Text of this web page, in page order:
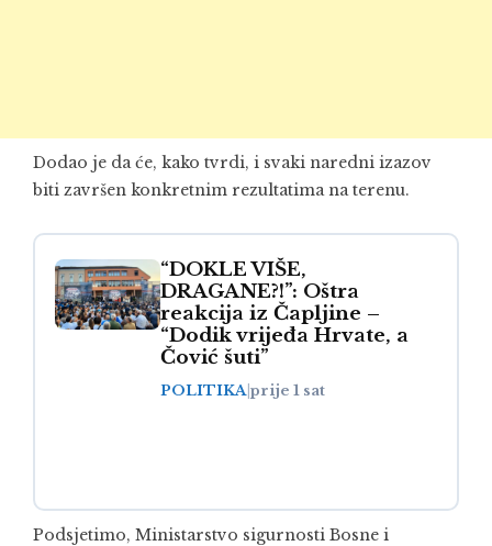
Dodao je da će, kako tvrdi, i svaki naredni izazov
biti završen konkretnim rezultatima na terenu.
“DOKLE VIŠE,
DRAGANE?!”: Oštra
reakcija iz Čapljine –
“Dodik vrijeđa Hrvate, a
Čović šuti”
POLITIKAprije 1 sat
Podsjetimo, Ministarstvo sigurnosti Bosne i